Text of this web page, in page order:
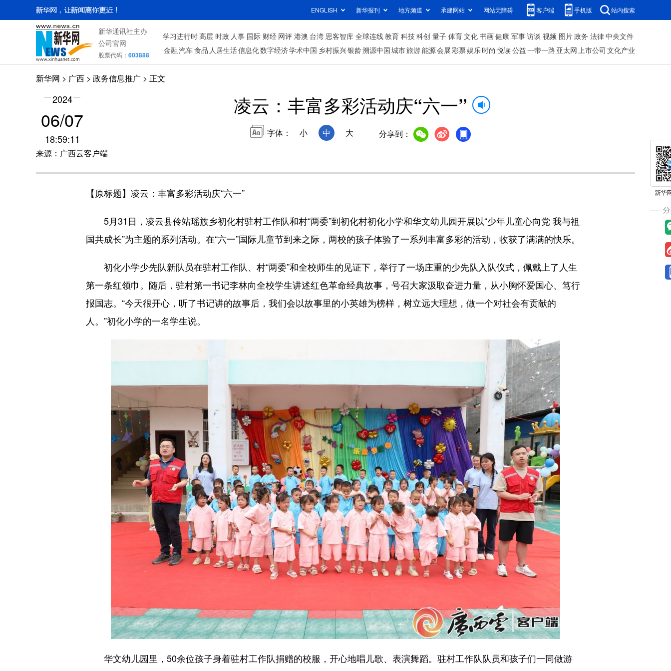
ENGLISH 新华报刊 地方频道 承建网站 网站无障碍 客户端 手机版 站内搜索
新华通讯社主办
公司官网
股票代码： 603888
学习进行时高层 时政 人事 国际 财经 网评 港澳 台湾 思客智库 全球连线教育 科技科创 量子 体育文化 书画健康 军事访谈 视频 图片政务 法律中央文件
金融汽车食品 人居生活信息化数字经济学术中国 乡村振兴银龄溯源中国城市旅游能源会展彩票娱乐时尚 悦读公益一带一路 亚太网上市公司 文化产业
新华网 > 广西 > 政务信息推广 > 正文
2024
06/07
18:59:11
来源：广西云客户端
凌云：丰富多彩活动庆“六一”
字体： 小 中 大 分享到：
【原标题】凌云：丰富多彩活动庆“六一”
5月31日，凌云县伶站瑶族乡初化村驻村工作队和村“两委”到初化村初化小学和华文幼儿园开展以“少年儿童心向党 我与祖
国共成长”为主题的系列活动。在“六一”国际儿童节到来之际，两校的孩子体验了一系列丰富多彩的活动，收获了满满的快乐。
初化小学少先队新队员在驻村工作队、村“两委”和全校师生的见证下，举行了一场庄重的少先队入队仪式，佩戴上了人生
第一条红领巾。随后，驻村第一书记李林向全校学生讲述红色革命经典故事，号召大家汲取奋进力量，从小胸怀爱国心、笃行
报国志。“今天很开心，听了书记讲的故事后，我们会以故事里的小英雄为榜样，树立远大理想，做一个对社会有贡献的
人。”初化小学的一名学生说。
华文幼儿园里，50余位孩子身着驻村工作队捐赠的校服，开心地唱儿歌、表演舞蹈。驻村工作队队员和孩子们一同做游